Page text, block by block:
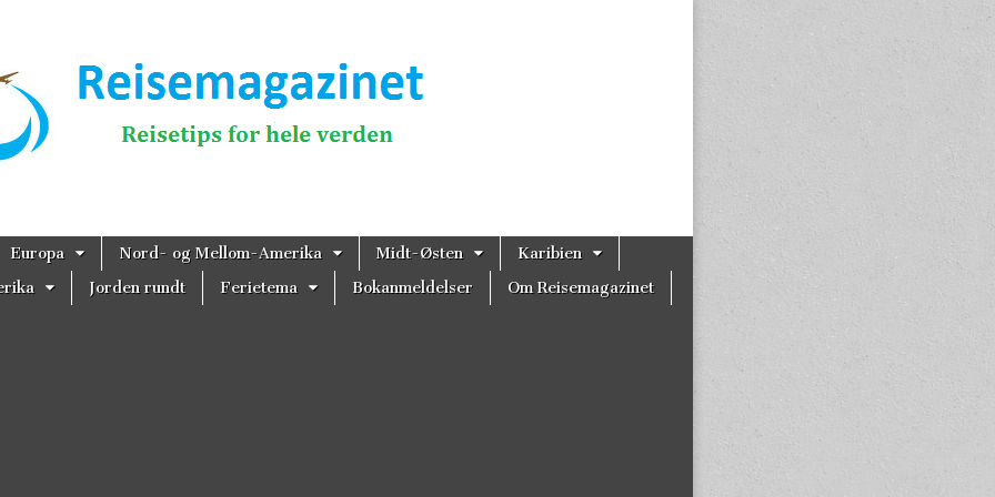
Europa Nord- og Mellom-Amerika Midt-Østen
Karibien
Jorden rundt Ferietema Bokanmeldelser Om Reisemagazinet